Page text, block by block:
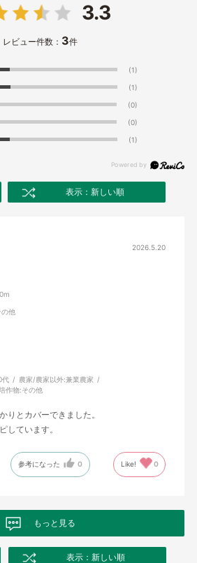
3.3
レビュー件数： 3件
(1)
(1)
(0)
(0)
(1)
表示：新しい順
2026.5.20
他
代 農家/農家以外:兼業農家
作物:その他
りとカバーできました。
しています。
参考になった 0 Like! 0
もっと見る
表示：新しい順